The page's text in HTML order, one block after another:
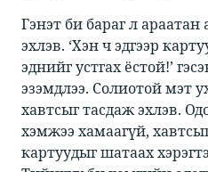
Гэнэт би бараг л
эхлэв. ‘Хэн ч эдгээр
эднийг устгах ёстой!’
эзэмдлээ. Солиотой мэт
хавтсыг тасдаж эхлэв.
хэмжээ хамаагүй,
картуудыг шатаах